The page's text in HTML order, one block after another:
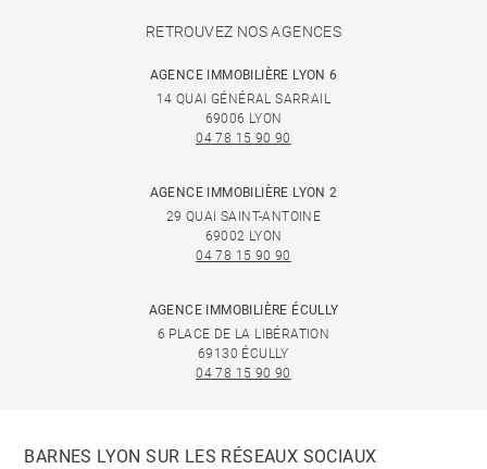
RETROUVEZ NOS AGENCES
AGENCE IMMOBILIÈRE LYON 6
14 QUAI GÉNÉRAL SARRAIL
69006 LYON
04 78 15 90 90
AGENCE IMMOBILIÈRE LYON 2
29 QUAI SAINT-ANTOINE
69002 LYON
04 78 15 90 90
AGENCE IMMOBILIÈRE ÉCULLY
6 PLACE DE LA LIBÉRATION
69130 ÉCULLY
04 78 15 90 90
BARNES LYON SUR LES RÉSEAUX SOCIAUX